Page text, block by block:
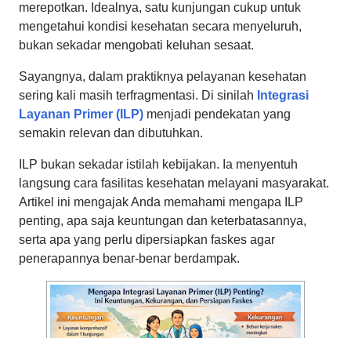
merepotkan. Idealnya, satu kunjungan cukup untuk
mengetahui kondisi kesehatan secara menyeluruh,
bukan sekadar mengobati keluhan sesaat.
Sayangnya, dalam praktiknya pelayanan kesehatan
sering kali masih terfragmentasi. Di sinilah Integrasi
Layanan Primer (ILP) menjadi pendekatan yang
semakin relevan dan dibutuhkan.
ILP bukan sekadar istilah kebijakan. Ia menyentuh
langsung cara fasilitas kesehatan melayani masyarakat.
Artikel ini mengajak Anda memahami mengapa ILP
penting, apa saja keuntungan dan keterbatasannya,
serta apa yang perlu dipersiapkan faskes agar
penerapannya benar-benar berdampak.